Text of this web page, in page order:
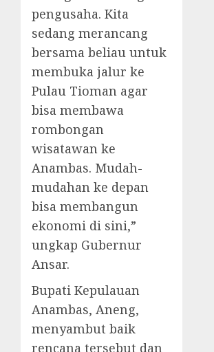
pengusaha. Kita
sedang merancang
bersama beliau untuk
membuka jalur ke
Pulau Tioman agar
bisa membawa
rombongan
wisatawan ke
Anambas. Mudah-
mudahan ke depan
bisa membangun
ekonomi di sini,”
ungkap Gubernur
Ansar.
Bupati Kepulauan
Anambas, Aneng,
menyambut baik
rencana tersebut dan